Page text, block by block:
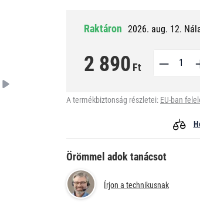
Raktáron 2026. aug. 12.
2 890 Ft
A termékbiztonság részletei: EU-ban
Örömmel adok tanácsot
Írjon a technikusnak